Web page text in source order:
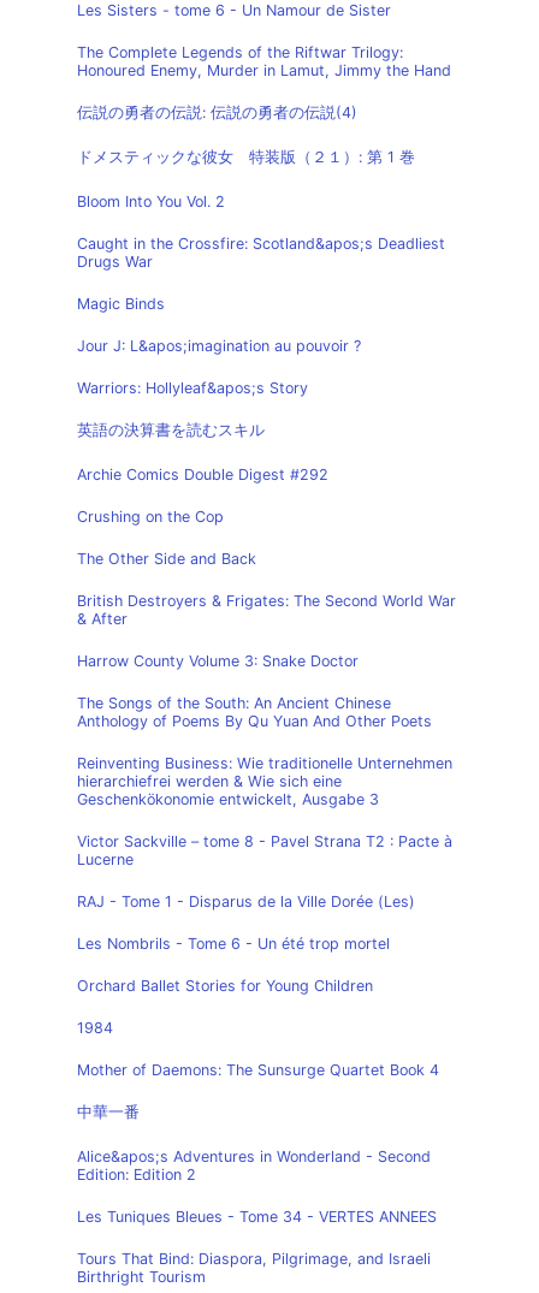
Les Sisters - tome 6 - Un Namour de Sister
The Complete Legends of the Riftwar Trilogy:
Honoured Enemy, Murder in Lamut, Jimmy the Hand
伝説の勇者の伝説: 伝説の勇者の伝説(4)
ドメスティックな彼女 特装版（２１）: 第 1 巻
Bloom Into You Vol. 2
Caught in the Crossfire: Scotland&apos;s Deadliest
Drugs War
Magic Binds
Jour J: L&apos;imagination au pouvoir ?
Warriors: Hollyleaf&apos;s Story
英語の決算書を読むスキル
Archie Comics Double Digest #292
Crushing on the Cop
The Other Side and Back
British Destroyers & Frigates: The Second World War
& After
Harrow County Volume 3: Snake Doctor
The Songs of the South: An Ancient Chinese
Anthology of Poems By Qu Yuan And Other Poets
Reinventing Business: Wie traditionelle Unternehmen
hierarchiefrei werden & Wie sich eine
Geschenkökonomie entwickelt, Ausgabe 3
Victor Sackville – tome 8 - Pavel Strana T2 : Pacte à
Lucerne
RAJ - Tome 1 - Disparus de la Ville Dorée (Les)
Les Nombrils - Tome 6 - Un été trop mortel
Orchard Ballet Stories for Young Children
1984
Mother of Daemons: The Sunsurge Quartet Book 4
中華一番
Alice&apos;s Adventures in Wonderland - Second
Edition: Edition 2
Les Tuniques Bleues - Tome 34 - VERTES ANNEES
Tours That Bind: Diaspora, Pilgrimage, and Israeli
Birthright Tourism